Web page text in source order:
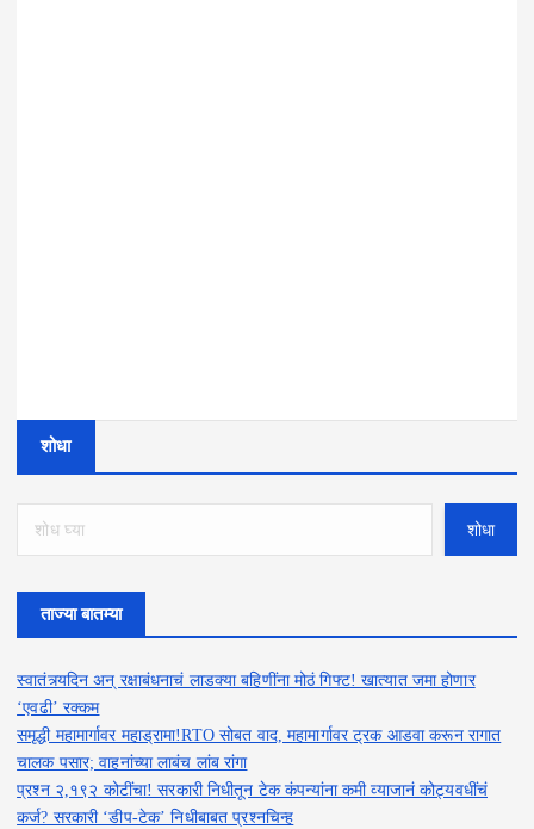
शोधा
शोधा
ताज्या बातम्या
स्वातंत्र्यदिन अन् रक्षाबंधनाचं लाडक्या बहि‍णींना मोठं गिफ्ट! खात्यात जमा होणार
‘एवढी’ रक्कम
समृद्धी महामार्गावर महाड्रामा!RTO सोबत वाद, महामार्गावर ट्रक आडवा करून रागात
चालक पसार; वाहनांच्या लाबंच लांब रांगा
प्रश्न २,१९२ कोटींचा! सरकारी निधीतून टेक कंपन्यांना कमी व्याजानं कोट्यवधींचं
कर्ज? सरकारी ‘डीप-टेक’ निधीबाबत प्रश्नचिन्ह